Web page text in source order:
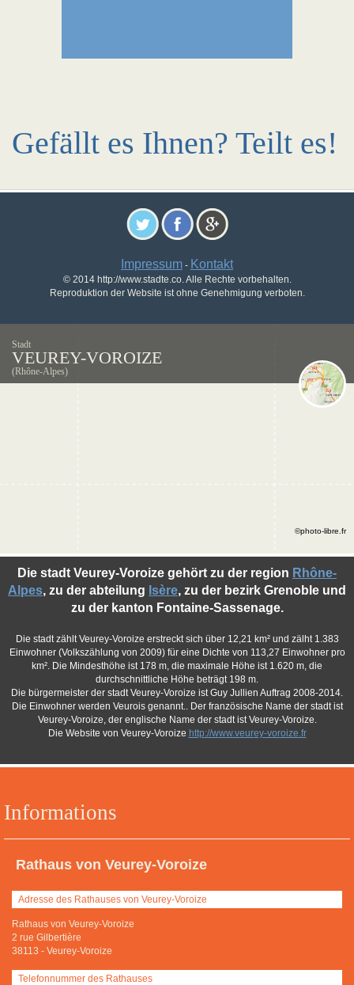
Gefällt es Ihnen? Teilt es!
Impressum - Kontakt
© 2014 http://www.stadte.co. Alle Rechte vorbehalten.
Reproduktion der Website ist ohne Genehmigung verboten.
Stadt
VEUREY-VOROIZE
(Rhône-Alpes)
Informations
Rathaus von Veurey-Voroize
Adresse des Rathauses von Veurey-Voroize
Rathaus von Veurey-Voroize
2 rue Gilbertière
38113 - Veurey-Voroize
Telefonnummer des Rathauses
Die stadt Veurey-Voroize gehört zu der region Rhône-
Alpes, zu der abteilung Isère, zu der bezirk Grenoble und
zu der kanton Fontaine-Sassenage.
Die stadt zählt Veurey-Voroize erstreckt sich über 12,21 km² und zälht 1.383
Einwohner (Volkszählung von 2009) für eine Dichte von 113,27 Einwohner pro
km². Die Mindesthöhe ist 178 m, die maximale Höhe ist 1.620 m, die
durchschnittliche Höhe beträgt 198 m.
Die bürgermeister der stadt Veurey-Voroize ist Guy Jullien Auftrag 2008-2014.
Die Einwohner werden Veurois genannt.. Der französische Name der stadt ist
Veurey-Voroize, der englische Name der stadt ist Veurey-Voroize.
Die Website von Veurey-Voroize http://www.veurey-voroize.fr
©photo-libre.fr